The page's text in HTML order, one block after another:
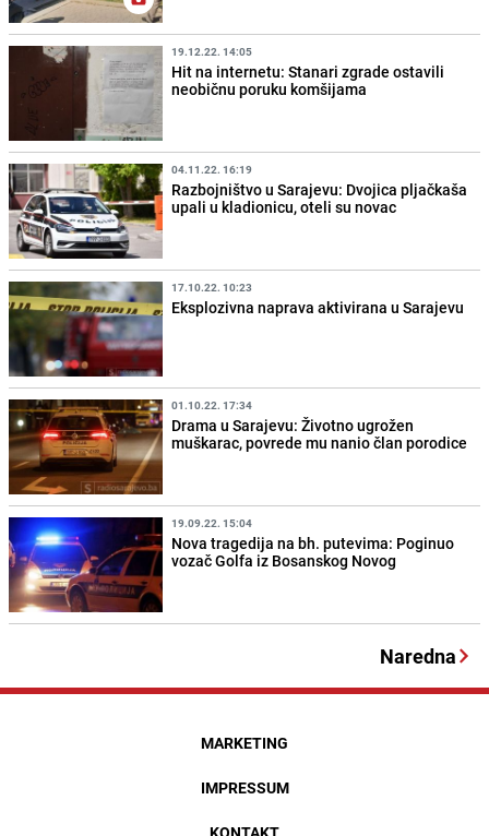
19.12.22. 14:05
Hit na internetu: Stanari zgrade ostavili
neobičnu poruku komšijama
04.11.22. 16:19
Razbojništvo u Sarajevu: Dvojica pljačkaša
upali u kladionicu, oteli su novac
17.10.22. 10:23
Eksplozivna naprava aktivirana u Sarajevu
01.10.22. 17:34
Drama u Sarajevu: Životno ugrožen
muškarac, povrede mu nanio član porodice
19.09.22. 15:04
Nova tragedija na bh. putevima: Poginuo
vozač Golfa iz Bosanskog Novog
Naredna
MARKETING
IMPRESSUM